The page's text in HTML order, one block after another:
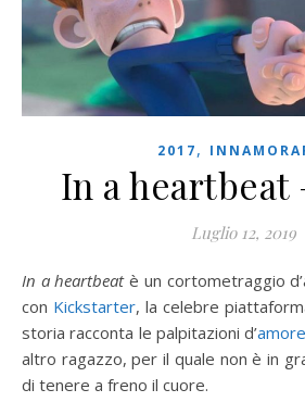
2017,
In a heartbeat
Luglio 12, 2019
In a heartbeatè un cortometraggio
con Kickstarter, la celebre
storia racconta le palpitazioni d’amore
altro ragazzo, per il quale non è in
di tenere a freno il cuore.